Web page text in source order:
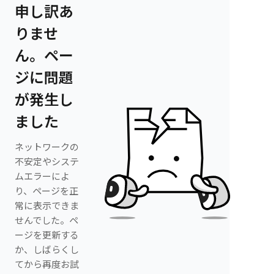
申し訳あ
りませ
ん。ペー
ジに問題
が発生し
ました
ネットワークの
不安定やシステ
ムエラーによ
り、ページを正
常に表示できま
せんでした。ペ
ージを更新する
か、しばらくし
てから再度お試